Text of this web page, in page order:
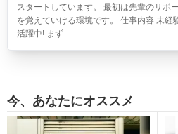
スタートしています。 最初は先輩のサポ
を覚えていける環境です。 仕事内容 未経
活躍中! まず...
今、あなたにオススメ